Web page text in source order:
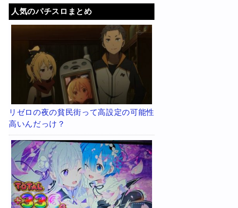
人気のパチスロまとめ
リゼロの夜の貧民街って高設定の可能性
高いんだっけ？